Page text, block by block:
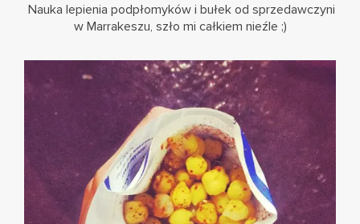
Nauka lepienia podpłomyków i bułek od sprzedawczyni
w Marrakeszu, szło mi całkiem nieźle ;)